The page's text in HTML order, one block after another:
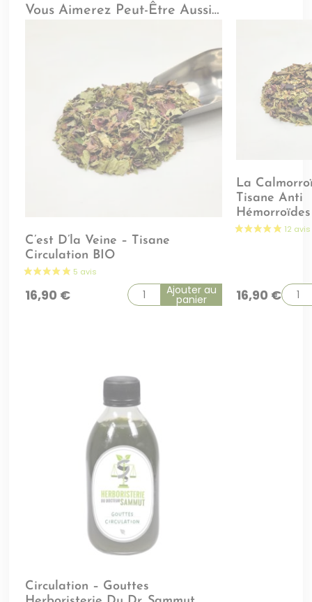
Vous Aimerez Peut-Être Aussi…
C’est D’la Veine – Tisane
Circulation BIO
16,90 € Ajouter au
panier
La
Tisane Anti
16,90 €
Circulation – Gouttes